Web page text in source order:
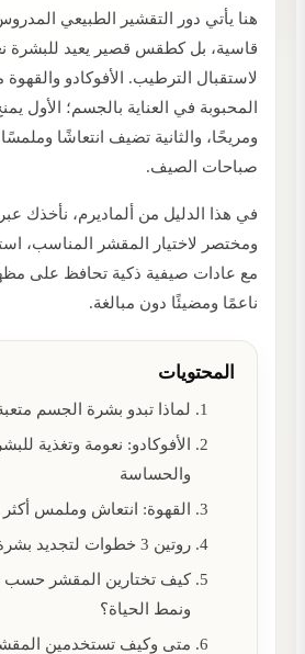
هنا يأتي دور التقشير الطبيعي
قاسية، بل كطقس قصير يعيد للبشرة
لاستقبال الترطيب. الأفوكادو
المحبوبة في العناية بالجسم؛ الأول
ومريحًا، والثانية تضيف انتعاشًا
صباحات الصيف.
في هذا الدليل من ألماديرم، نأخذك
ومختصر لاختيار المقشر المناسب،
مع عادات صيفية ذكية تحافظ على
ناعمًا ومضيئًا دون مبالغة.
المحتويات
لماذا تبدو بشرة الجسم
الأفوكادو: نعومة وتغذية
والحساسة
القهوة: انتعاش وملمس أكثر
روتين 3 خطوات لتجديد بشرة الجسم
كيف تختارين المقشر حسب
ونمط الحياة؟
متى وكيف تستخدمين